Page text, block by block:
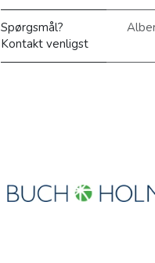
Spørgsmål?
Kontakt venligst